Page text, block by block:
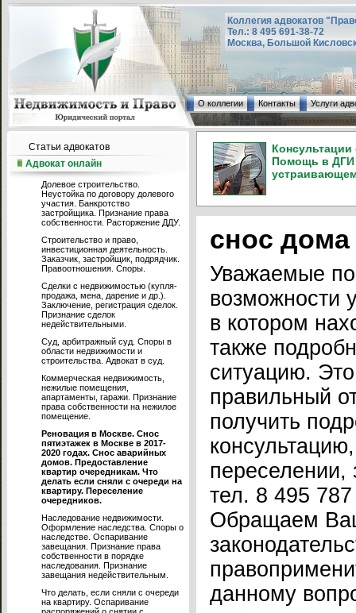
Коллегия адвокатов
Тел.: 8 495 691-38-72
Москва, Большой
О коллегии Контакты Услуги
Статьи адвокатов
Адвокат онлайн
Долевое строительство.
Неустойка по договору долевого
участия. Банкротство
застройщика. Признание права
собственности. Расторжение ДДУ.
Строительство и право,
инвестиционная деятельность.
Заказчик, застройщик, подрядчик.
Правоотношения. Споры.
Сделки с недвижимостью (купля-
продажа, мена, дарение и др.).
Заключение, регистрация сделок.
Признание сделок
недействительными.
Суд, арбитражный суд. Споры в
области недвижимости и
строительства. Адвокат в суд.
Коммерческая недвижимость,
нежилые помещения,
апартаменты, гаражи. Признание
права собственности на нежилое
помещение.
Реновация в Москве. Снос
пятиэтажек в Москве в 2017-
2020 годах. Снос аварийных
домов. Предоставление
квартир очередникам. Что
делать если сняли с очереди на
квартиру. Переселение
очередников.
Наследование недвижимости.
Оформление наследства. Споры о
наследстве. Оспаривание
завещания. Признание права
собственности в порядке
наследования. Признание
завещания недействительным.
Что делать, если сняли с очереди
на квартиру. Оспаривание
Помощь в ДГИ
снос дома
Уважаемые
возможности
в котором
также
ситуацию.
правильный
получить
переселении,
тел. 8 495
Обращаем
данному